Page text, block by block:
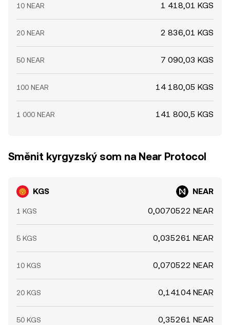
10 NEAR 1 418,01 KGS
20 NEAR 2 836,01 KGS
50 NEAR 7 090,03 KGS
100 NEAR 14 180,05 KGS
1 000 NEAR 141 800,5 KGS
Směnit kyrgyzský som na Near Protocol
KGS NEAR
1 KGS 0,0070522 NEAR
5 KGS 0,035261 NEAR
10 KGS 0,070522 NEAR
20 KGS 0,14104 NEAR
50 KGS 0,35261 NEAR